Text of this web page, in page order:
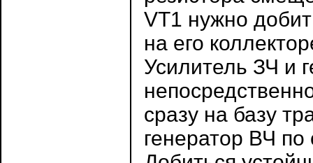
VT1 нужно
на его
Усилитель ЗЧ и
сразу на базу
генератор ВЧ по